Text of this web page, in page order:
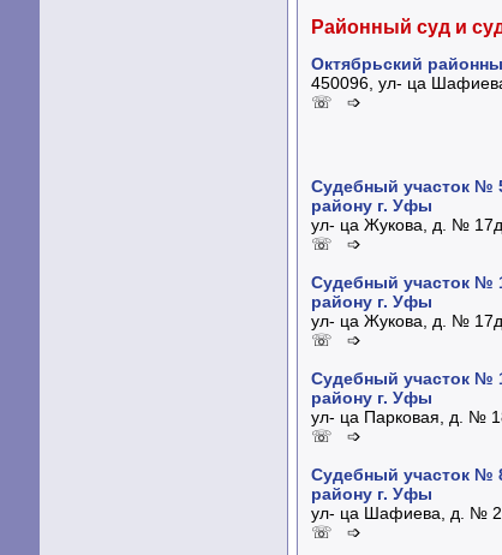
Районный суд и
Октябрьский
450096, ул- ца
☏ ➩
Судебный участок №
району г. Уфы
ул- ца Жукова, д. № 17д
☏ ➩
Судебный участок №
району г. Уфы
ул- ца Жукова, д. № 17д
☏ ➩
Судебный участок №
району г. Уфы
ул- ца Парковая, д. №
☏ ➩
Судебный участок №
району г. Уфы
ул- ца Шафиева, д. №
☏ ➩